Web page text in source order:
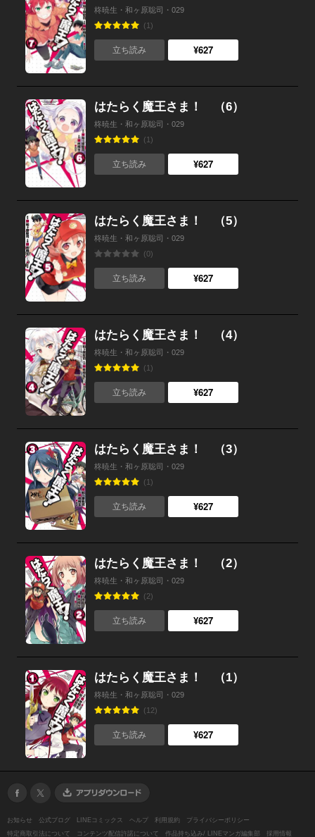
柊暁生・和ヶ原聡司・029
(1)
立ち読み ¥627
はたらく魔王さま！ （6）
柊暁生・和ヶ原聡司・029
(1)
立ち読み ¥627
はたらく魔王さま！ （5）
柊暁生・和ヶ原聡司・029
(0)
立ち読み ¥627
はたらく魔王さま！ （4）
柊暁生・和ヶ原聡司・029
(1)
立ち読み ¥627
はたらく魔王さま！ （3）
柊暁生・和ヶ原聡司・029
(1)
立ち読み ¥627
はたらく魔王さま！ （2）
柊暁生・和ヶ原聡司・029
(2)
立ち読み ¥627
はたらく魔王さま！ （1）
柊暁生・和ヶ原聡司・029
(12)
立ち読み ¥627
お知らせ 公式ブログ LINEコミックス ヘルプ 利用規約
プライバシーポリシー
特定商取引法について
コンテンツ配信許諾について 作品持ち込み/ LINEマンガ編集部 採用情報